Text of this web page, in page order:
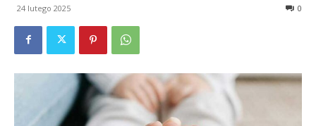
24 lutego 2025 0